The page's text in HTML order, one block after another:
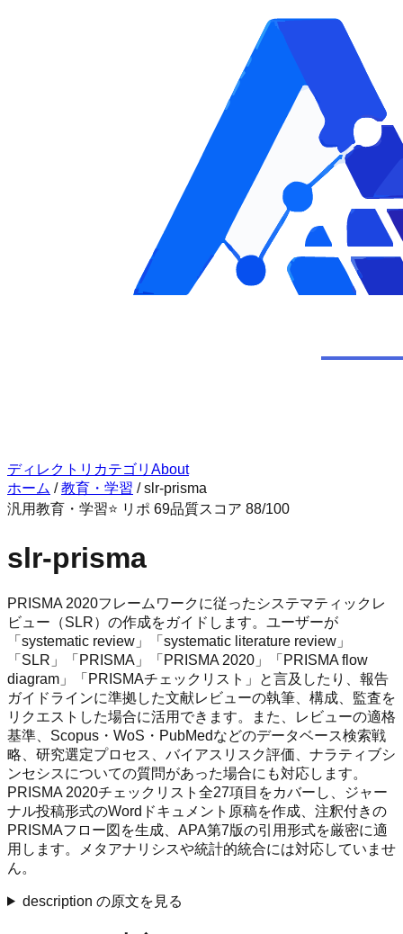
ディレクトリ カテゴリ About
ホーム / 教育・学習 /slr-prisma
汎用教育・学習⭐ リポ 69品質スコア 88/100
slr-prisma
PRISMA 2020フレームワークに従ったシステマティックレ
ビュー（SLR）の作成をガイドします。ユーザーが
「systematic review」「systematic literature review」
「SLR」「PRISMA」「PRISMA 2020」「PRISMA flow
diagram」「PRISMAチェックリスト」と言及したり、報告
ガイドラインに準拠した文献レビューの執筆、構成、監査を
リクエストした場合に活用できます。また、レビューの適格
基準、Scopus・WoS・PubMedなどのデータベース検索戦
略、研究選定プロセス、バイアスリスク評価、ナラティブシ
ンセシスについての質問があった場合にも対応します。
PRISMA 2020チェックリスト全27項目をカバーし、ジャー
ナル投稿形式のWordドキュメント原稿を作成、注釈付きの
PRISMAフロー図を生成、APA第7版の引用形式を厳密に適
用します。メタアナリシスや統計的統合には対応していませ
ん。
description の原文を見る